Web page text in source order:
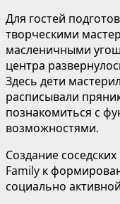
Для гостей
творческими
масленичными
центра
Здесь дети
расписывали
познакомиться с
возможностями.
Создание
Family к
социально